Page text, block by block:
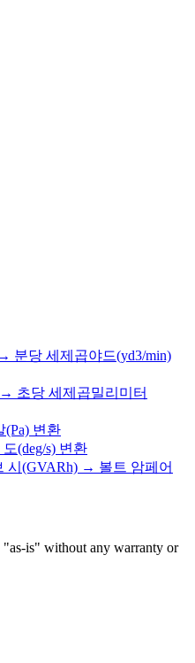
분당 세제곱야드(yd3/min)
초당 세제곱밀리미터
변환
(deg/s) 변환
시(GVARh) → 볼트 암페어
"as-is" without any warranty or